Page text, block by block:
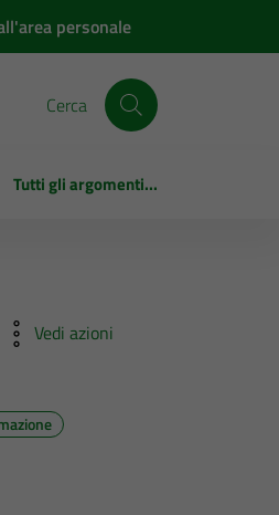
personale
Cerca
Tutti gli argomenti...
Vedi azioni